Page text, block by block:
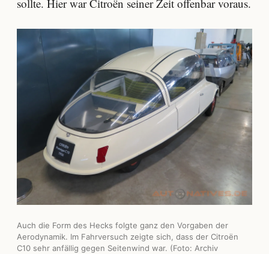
sollte. Hier war Citroën seiner Zeit offenbar voraus.
Auch die Form des Hecks folgte ganz den Vorgaben der
Aerodynamik. Im Fahrversuch zeigte sich, dass der Citroën
C10 sehr anfällig gegen Seitenwind war. (Foto: Archiv